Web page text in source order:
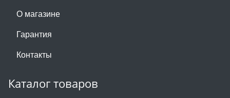
О магазине
Гарантия
Контакты
Каталог товаров